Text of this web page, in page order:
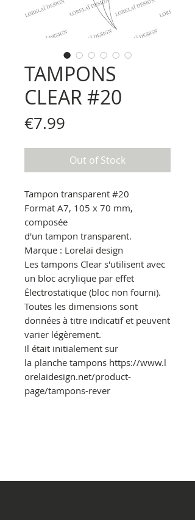
TAMPONS
CLEAR #20
€7.99
Out of Stock
Tampon transparent #20
Format A7, 105 x 70 mm,
composée
d'un tampon transparent.
Marque : Lorelaï design
Les tampons Clear s'utilisent avec
un bloc acrylique par effet
Électrostatique (bloc non fourni).
Toutes les dimensions sont
données à titre indicatif et peuvent
varier légèrement.
Il était initialement sur
la planche tampons https://www.l
orelaidesign.net/product-
page/tampons-rever